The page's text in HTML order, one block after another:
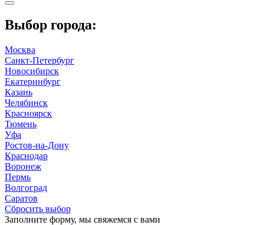
Выбор города:
Москва
Санкт-Петербург
Новосибирск
Екатеринбург
Казань
Челябинск
Красноярск
Тюмень
Уфа
Ростов-на-Дону
Краснодар
Воронеж
Пермь
Волгоград
Саратов
Сбросить выбор
Заполните форму, мы свяжемся с вами